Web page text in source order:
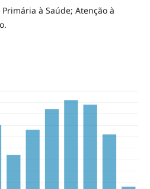
Primária à Saúde; Atenção à